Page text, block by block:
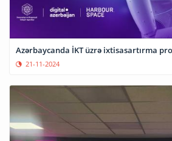
Azərbaycanda İKT üzrə ixtisasartırma
21-11-2024